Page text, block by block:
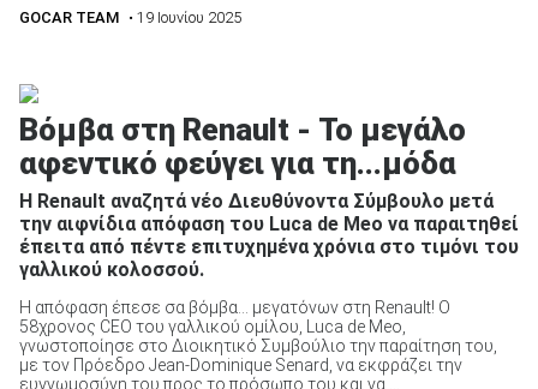
GOCAR TEAM • 19 Ιουνίου 2025
Βόμβα στη Renault - Το μεγάλο
αφεντικό φεύγει για τη...μόδα
Η Renault αναζητά νέο Διευθύνοντα Σύμβουλο μετά
την αιφνίδια απόφαση του Luca de Meo να παραιτηθεί
έπειτα από πέντε επιτυχημένα χρόνια στο τιμόνι του
γαλλικού κολοσσού.
Η απόφαση έπεσε σα βόμβα… μεγατόνων στη Renault! O
58χρονος CEO του γαλλικού ομίλου, Luca de Meo,
γνωστοποίησε στο Διοικητικό Συμβούλιο την παραίτηση του,
με τον Πρόεδρο Jean-Dominique Senard, να εκφράζει την
ευγνωμοσύνη του προς το πρόσωπο του και να ...